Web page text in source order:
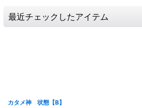
最近チェックしたアイテム
カタメ神 状態【B】